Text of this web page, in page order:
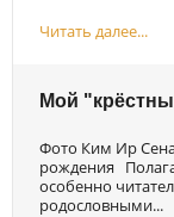
Читать далее...
Мой
Фото Ким Ир
рождения
особенно
родословными...